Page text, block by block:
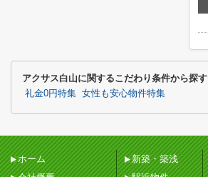
アクサス白山に関するこだわり条件から探す
礼金0円特集 女性も安心物件特集
ホーム
新築・築浅